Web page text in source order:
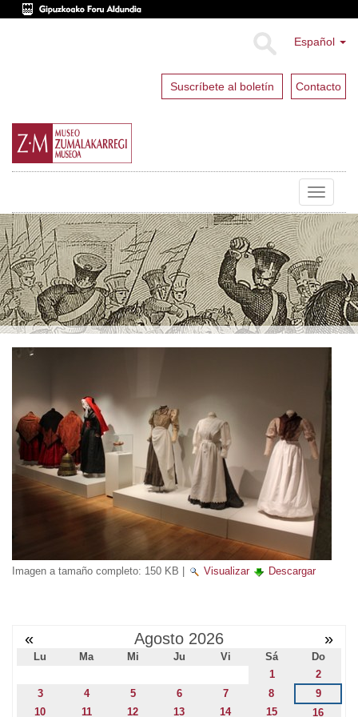
Español
Suscríbete al boletín Contacto
Toggle
Imagen a tamaño completo: 150 KB Visualizar Descargar
« Agosto 2026 »
Lu Ma Mi Ju Vi Sá
Do
1
2
3
4 5 6 7 8
9
10
11 12 13 14 15 16